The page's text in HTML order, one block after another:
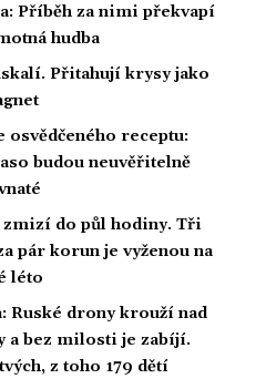
Příběh za nimi překvapí
hudba
Přitahují krysy jako
receptu:
budou neuvěřitelně
zmizí do půl hodiny. Tři
pár korun je vyženou na
léto
Ruské drony krouží nad
bez milosti je zabíjí.
z toho 179 dětí